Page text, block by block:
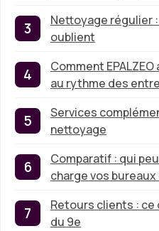
Nettoyage régulier
oublient
Comment
au rythme des
Services
nettoyage
Comparatif : qui
charge vos bureaux
Retours clients :
du 9e